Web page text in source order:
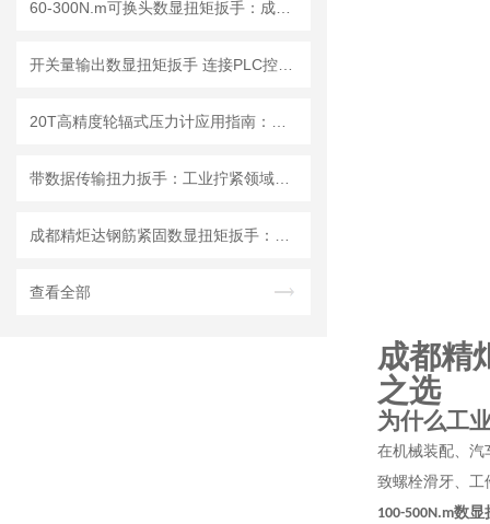
查看全部
成都精
之选
为什么工
在机械装配、汽
致螺栓滑牙、工
100-500N.m数显